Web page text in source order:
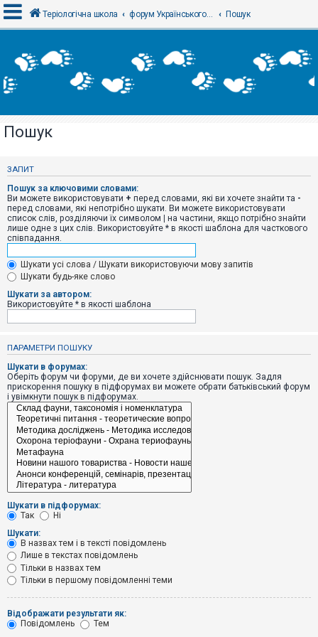
х
і
Р
с
р
а
ц
і
я
Т
е
м
и
б
і
п
о
в
і
д
в
н
т
е
м
и
о
ш
Теріологічна школа форум Українського теріологічного товариства Пошук
Пошук
ЗАПИТ
Пошук за ключовими словами:
Ви можете використовувати + перед словами, які ви хочете знайти та -
перед словами, які непотрібно шукати. Ви можете використовувати
список слів, розділяючи їх символом | на частини, якщо потрібно знайти
лише одне з цих слів. Використовуйте * в якості шаблона для часткового
співпадання.
Шукати усі слова / Шукати використовуючи мову запитів
Шукати будь-яке слово
Шукати за автором:
Використовуйте * в якості шаблона
ПАРАМЕТРИ ПОШУКУ
Шукати в форумах:
Оберіть форум чи форуми, де ви хочете здійснювати пошук. Задля
прискорення пошуку в підфорумах ви можете обрати батьківський форум
і увімкнути пошук в підфорумах.
Шукати в підфорумах:
Так
Ні
Шукати:
В назвах тем і в тексті повідомлень
Лише в текстах повідомлень
Тільки в назвах тем
Тільки в першому повідомленні теми
Відображати результати як:
Повідомлень
Тем